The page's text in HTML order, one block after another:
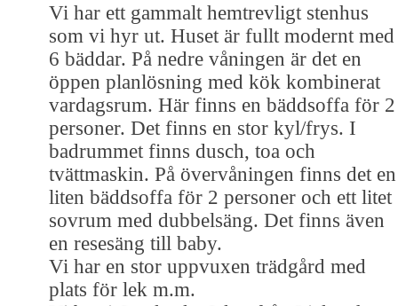
Vi har ett gammalt hemtrevligt stenhus
som vi hyr ut. Huset är fullt modernt med
6 bäddar. På nedre våningen är det en
öppen planlösning med kök kombinerat
vardagsrum. Här finns en bäddsoffa för 2
personer. Det finns en stor kyl/frys. I
badrummet finns dusch, toa och
tvättmaskin. På övervåningen finns det en
liten bäddsoffa för 2 personer och ett litet
sovrum med dubbelsäng. Det finns även
en resesäng till baby.
Vi har en stor uppvuxen trädgård med
plats för lek m.m.